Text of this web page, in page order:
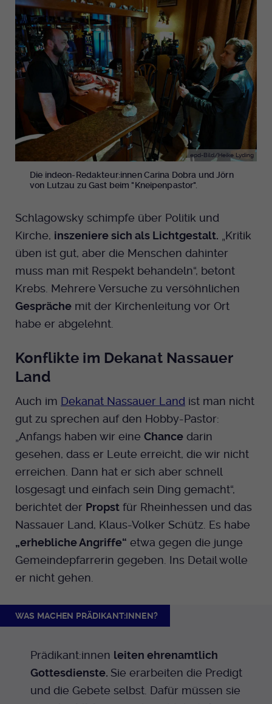
epd-Bild/Heike Lyding
Die indeon-Redakteur:innen Carina Dobra und Jörn
von Lutzau zu Gast beim "Kneipenpastor".
Schlagowsky schimpfe über Politik und
Kirche, inszeniere sich als Lichtgestalt. „Kritik
üben ist gut, aber die Menschen dahinter
muss man mit Respekt behandeln“, betont
Krebs. Mehrere Versuche zu versöhnlichen
Gespräche mit der Kirchenleitung vor Ort
habe er abgelehnt.
Konflikte im Dekanat Nassauer
Land
Auch im Dekanat Nassauer Land ist man nicht
gut zu sprechen auf den Hobby-Pastor:
„Anfangs haben wir eine Chance darin
gesehen, dass er Leute erreicht, die wir nicht
erreichen. Dann hat er sich aber schnell
losgesagt und einfach sein Ding gemacht“,
berichtet der Propst für Rheinhessen und das
Nassauer Land, Klaus-Volker Schütz. Es habe
„erhebliche Angriffe“ etwa gegen die junge
Gemeindepfarrerin gegeben. Ins Detail wolle
er nicht gehen.
WAS MACHEN PRÄDIKANT:INNEN?
Prädikant:innen leiten ehrenamtlich
Gottesdienste. Sie erarbeiten die Predigt
und die Gebete selbst. Dafür müssen sie